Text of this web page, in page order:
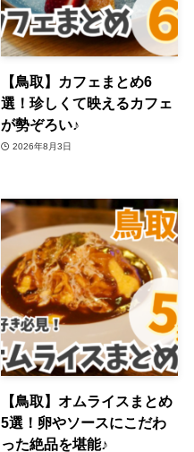
【鳥取】カフェまとめ6
選！珍しくて映えるカフェ
が勢ぞろい♪
2026年8月3日
【鳥取】オムライスまとめ
5選！卵やソースにこだわ
った絶品を堪能♪